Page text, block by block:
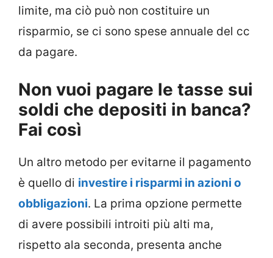
limite, ma ciò può non costituire un
risparmio, se ci sono spese annuale del cc
da pagare.
Non vuoi pagare le tasse sui
soldi che depositi in banca?
Fai così
Un altro metodo per evitarne il pagamento
è quello di investire i risparmi in azioni o
obbligazioni. La prima opzione permette
di avere possibili introiti più alti ma,
rispetto ala seconda, presenta anche